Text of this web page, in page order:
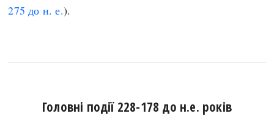
275 до н. е.).
Головні події 228-178 до н.е. років